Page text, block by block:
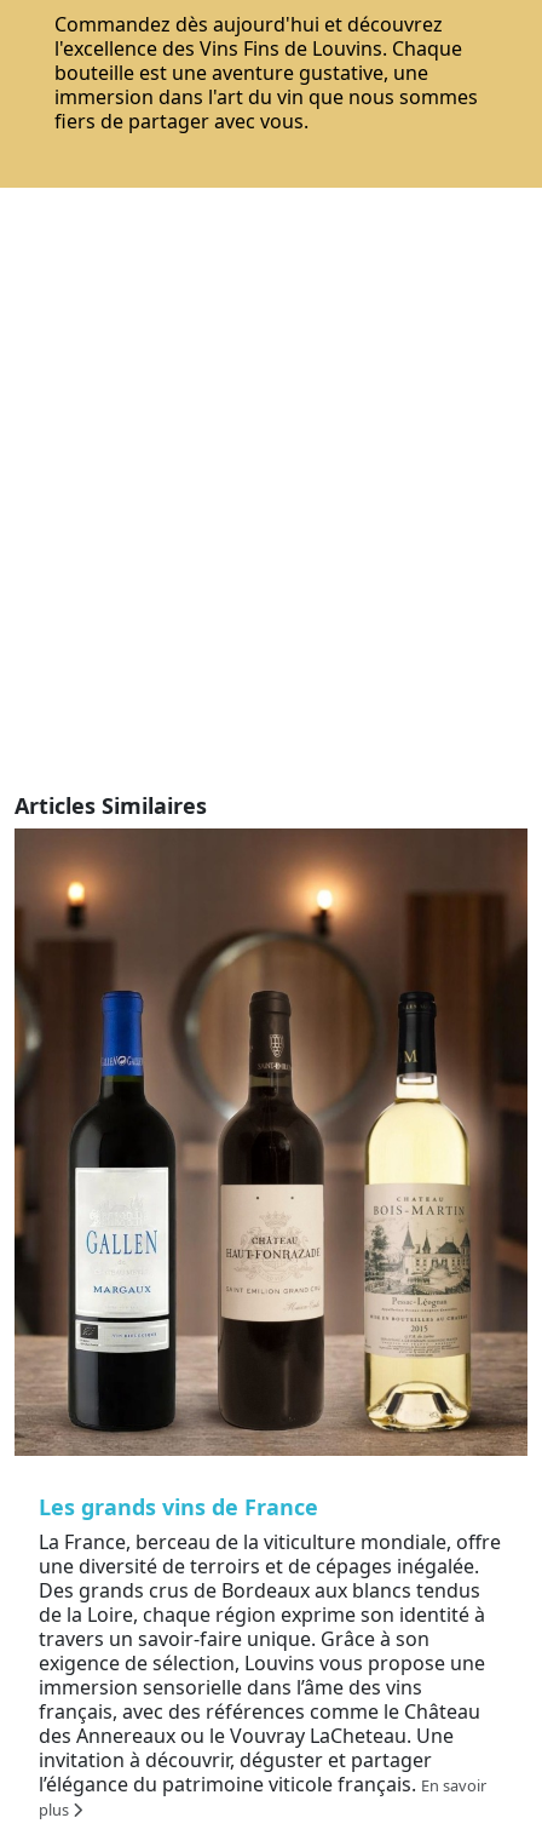
Commandez dès aujourd'hui et découvrez
l'excellence des Vins Fins de Louvins. Chaque
bouteille est une aventure gustative, une
immersion dans l'art du vin que nous sommes
fiers de partager avec vous.
Articles Similaires
Les grands vins de France
La France, berceau de la viticulture mondiale, offre
une diversité de terroirs et de cépages inégalée.
Des grands crus de Bordeaux aux blancs tendus
de la Loire, chaque région exprime son identité à
travers un savoir-faire unique. Grâce à son
exigence de sélection, Louvins vous propose une
immersion sensorielle dans l’âme des vins
français, avec des références comme le Château
des Annereaux ou le Vouvray LaCheteau. Une
invitation à découvrir, déguster et partager
l’élégance du patrimoine viticole français. En savoir
plus